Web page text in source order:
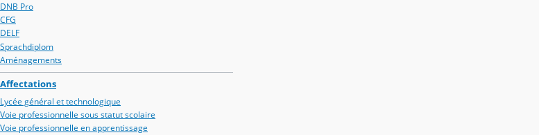
DNB Pro
CFG
DELF
Sprachdiplom
Aménagements
Affectations
Lycée général et technologique
Voie professionnelle sous statut scolaire
Voie professionnelle en apprentissage